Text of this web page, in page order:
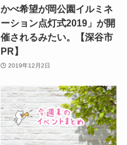
かべ希望が岡公園イルミネ
ーション点灯式2019」が開
催されるみたい。【深谷市
PR】
2019年12月2日